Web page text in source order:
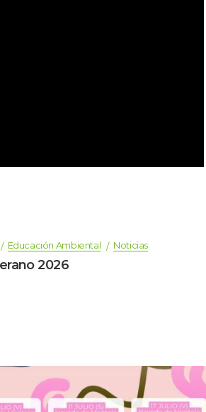
Educación Ambiental Noticia
2026